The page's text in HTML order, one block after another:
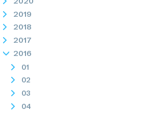
2019
2018
2017
2016
01
02
03
04